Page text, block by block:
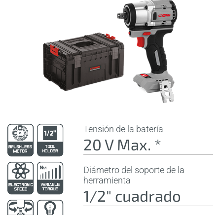
Tensión de la batería
20 V Max. *
Diámetro del soporte de la
herramienta
1/2" cuadrado